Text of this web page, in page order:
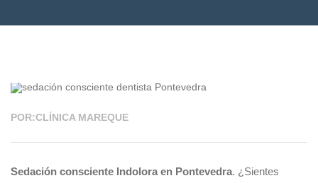
POR:CLÍNICA MAREQUE
Sedación consciente Indolora en Pontevedra. ¿Sientes